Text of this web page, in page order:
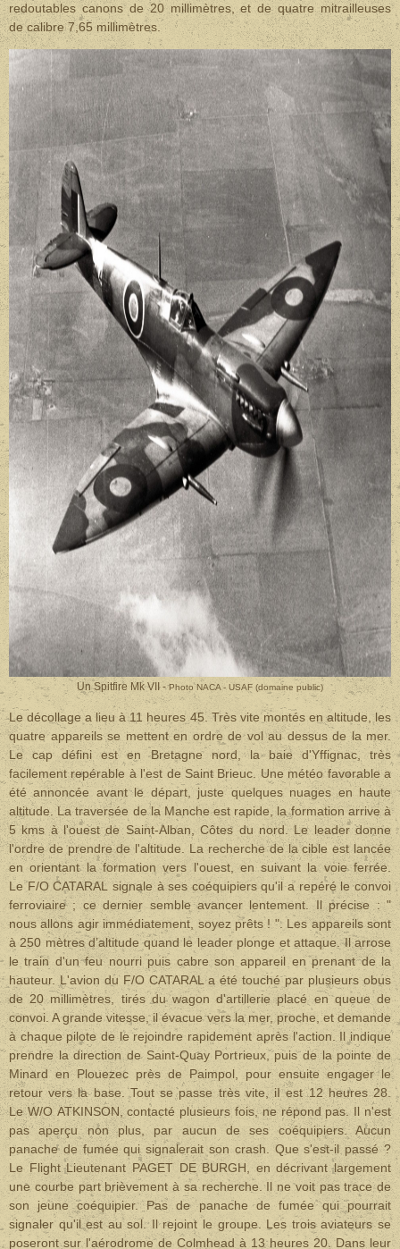
redoutables canons de 20 millimètres, et de quatre mitrailleuses
de calibre 7,65 millimètres.
Un Spitfire Mk VII -Photo NACA - USAF (domaine public)
Le décollage a lieu à 11 heures 45. Très vite montés en altitude, les
quatre appareils se mettent en ordre de vol au dessus de la mer.
Le cap défini est en Bretagne nord, la baie d'Yffignac, très
facilement repérable à l'est de Saint Brieuc. Une météo favorable a
été annoncée avant le départ, juste quelques nuages en haute
altitude. La traversée de la Manche est rapide, la formation arrive à
5 kms à l'ouest de Saint-Alban, Côtes du nord. Le leader donne
l'ordre de prendre de l'altitude. La recherche de la cible est lancée
en orientant la formation vers l'ouest, en suivant la voie ferrée.
Le F/O CATARAL signale à ses coéquipiers qu'il a repéré le convoi
ferroviaire ; ce dernier semble avancer lentement. Il précise : "
nous allons agir immédiatement, soyez prêts ! ". Les appareils sont
à 250 mètres d’altitude quand le leader plonge et attaque. Il arrose
le train d'un feu nourri puis cabre son appareil en prenant de la
hauteur. L'avion du F/O CATARAL a été touché par plusieurs obus
de 20 millimètres, tirés du wagon d'artillerie placé en queue de
convoi. A grande vitesse, il évacue vers la mer, proche, et demande
à chaque pilote de le rejoindre rapidement après l'action. Il indique
prendre la direction de Saint-Quay Portrieux, puis de la pointe de
Minard en Plouezec près de Paimpol, pour ensuite engager le
retour vers la base. Tout se passe très vite, iI est 12 heures 28.
Le W/O ATKINSON, contacté plusieurs fois, ne répond pas. Il n'est
pas aperçu non plus, par aucun de ses coéquipiers. Aucun
panache de fumée qui signalerait son crash. Que s'est-il passé ?
Le Flight Lieutenant PAGET DE BURGH, en décrivant largement
une courbe part brièvement à sa recherche. Il ne voit pas trace de
son jeune coéquipier. Pas de panache de fumée qui pourrait
signaler qu'il est au sol. Il rejoint le groupe. Les trois aviateurs se
poseront sur l'aérodrome de Colmhead à 13 heures 20. Dans leur